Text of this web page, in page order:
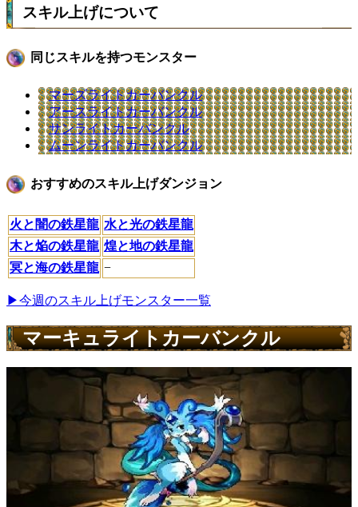
スキル上げについて
同じスキルを持つモンスター
マーズライトカーバンクル
アースライトカーバンクル
サンライトカーバンクル
ムーンライトカーバンクル
おすすめのスキル上げダンジョン
火と闇の鉄星龍 水と光の鉄星龍
木と焔の鉄星龍 煌と地の鉄星龍
冥と海の鉄星龍 −
▶今週のスキル上げモンスター一覧
マーキュライトカーバンクル